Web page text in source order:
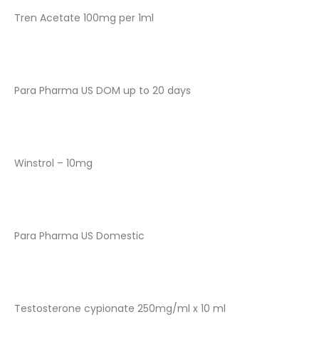
Tren Acetate 100mg per 1ml
Para Pharma US DOM up to 20 days
Winstrol – 10mg
Para Pharma US Domestic
Testosterone cypionate 250mg/ml x 10 ml